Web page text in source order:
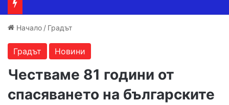
Начало / Градът
Градът Новини
Честваме 81 години от
спасяването на българските